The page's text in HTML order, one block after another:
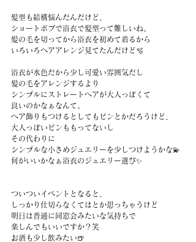
髪型も結構悩んだんだけど、
ショートボブで浴衣で髪型って難しいね。
髪の毛を切ってから浴衣を初めて着るから
いろいろヘアアレンジ見てたんだけど🫧
浴衣が水色だから少し可愛い雰囲気だし
髪の毛をアレンジするより
シンプルにストレートヘアが大人っぽくて
良いのかなぁなんて。
ヘア飾りもつけるとしてもピンとかだろうけど、
大人っぽいピンももってないし
その代わりに
シンプルな小さめジュエリーを少しつけようかな💫
何がいいかなぁ浴衣のジュエリー選び✨
ついついイベントとなると、
しっかり仕切らなくてはとか思っちゃうけど
明日は普通に同窓会みたいな気持ちで
楽しんでもいいですか？笑
お酒も少し飲みたい🍺